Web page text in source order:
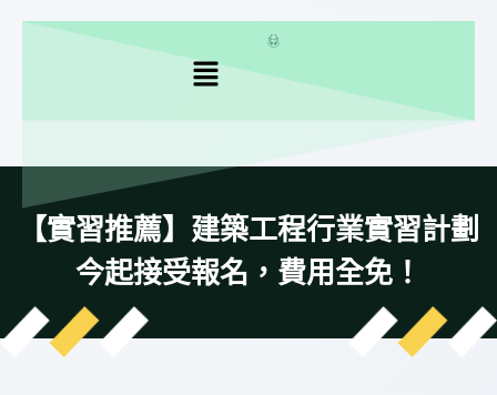
【實習推薦】建築工程行業實習計劃
今起接受報名，費用全免！